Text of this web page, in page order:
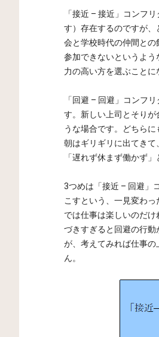
「接近 – 接近」コンフ
す）存在するのですが
会と学校時代の仲間と
参加できないというよ
力の高い方を選ぶことに
「回避 – 回避」コンフ
す。新しい上司とそり
うな場合です。どちら
朝はギリギリに出てきて
「遅れず休まず働かず
3つめは「接近 – 回避」
こすという、一見変わ
では仕事は楽しいのだ
づきすぎると回避の行
が、考えてみれば仕事
ん。